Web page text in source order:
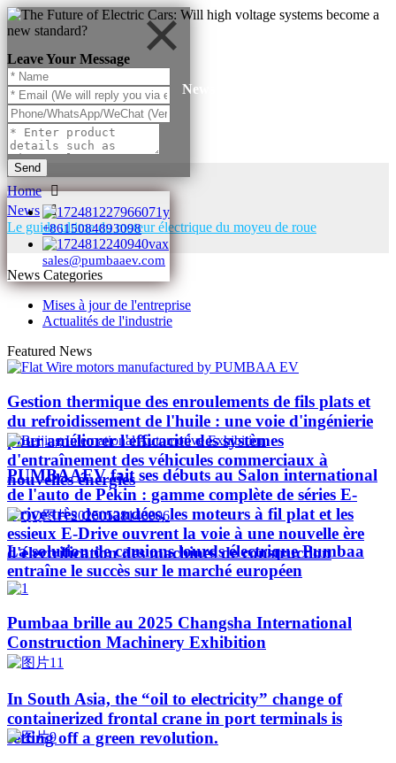
Leave Your Message
Send
+8615084893098
sales@pumbaaev.com
News
Home
News
Le guide ultime du moteur électrique du moyeu de roue
News Categories
Mises à jour de l'entreprise
Actualités de l'industrie
Featured News
Gestion thermique des enroulements de fils plats et
du refroidissement de l'huile : une voie d'ingénierie
pour améliorer l'efficacité des systèmes
d'entraînement des véhicules commerciaux à
nouvelles énergies
PUMBAAEV fait ses débuts au Salon international
de l'auto de Pékin : gamme complète de séries E-
Drive très demandées, les moteurs à fil plat et les
essieux E-Drive ouvrent la voie à une nouvelle ère
d'électrification des machines de construction
La solution de camions lourds électrique Pumbaa
entraîne le succès sur le marché européen
Pumbaa brille au 2025 Changsha International
Construction Machinery Exhibition
In South Asia, the “oil to electricity” change of
containerized frontal crane in port terminals is
setting off a green revolution.